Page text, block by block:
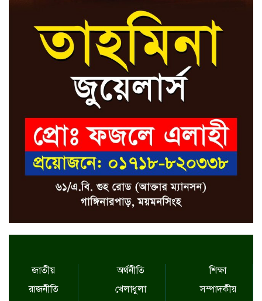
জাতীয়
রাজনীতি
অর্থনীতি
খেলাধুলা
শিক্ষা
সম্পাদকীয়